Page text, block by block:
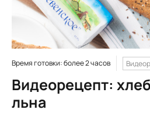
Время готовки: более 2 часов
Видеорецепт:
льна